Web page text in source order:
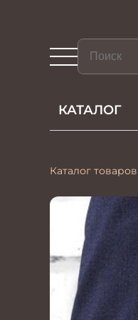
КАТАЛОГ
Каталог товаров